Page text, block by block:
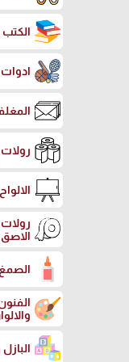
الكتب
الالواح
الاصق
الصمغ